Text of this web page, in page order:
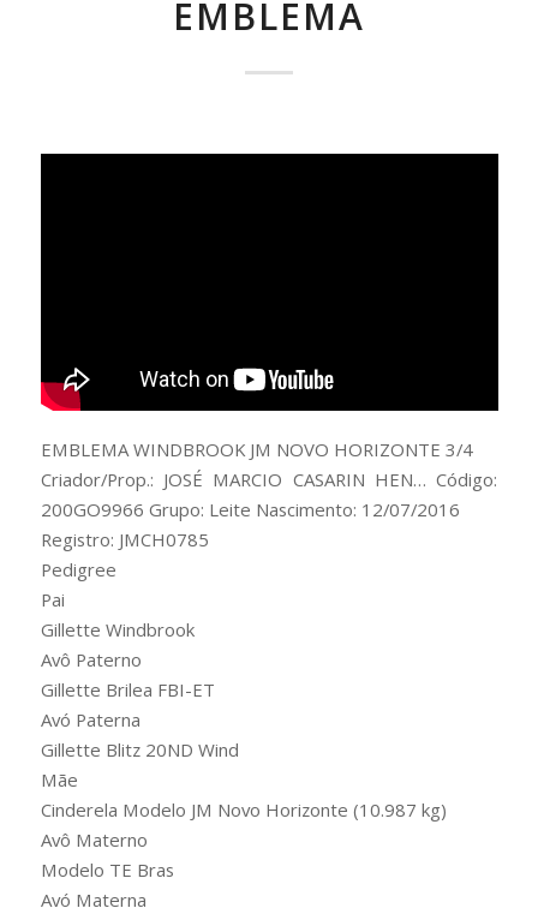
EMBLEMA
EMBLEMA WINDBROOK JM NOVO HORIZONTE 3/4
Criador/Prop.: JOSÉ MARCIO CASARIN HEN… Código:
200GO9966 Grupo: Leite Nascimento: 12/07/2016
Registro: JMCH0785
Pedigree
Pai
Gillette Windbrook
Avô Paterno
Gillette Brilea FBI-ET
Avó Paterna
Gillette Blitz 20ND Wind
Mãe
Cinderela Modelo JM Novo Horizonte (10.987 kg)
Avô Materno
Modelo TE Bras
Avó Materna